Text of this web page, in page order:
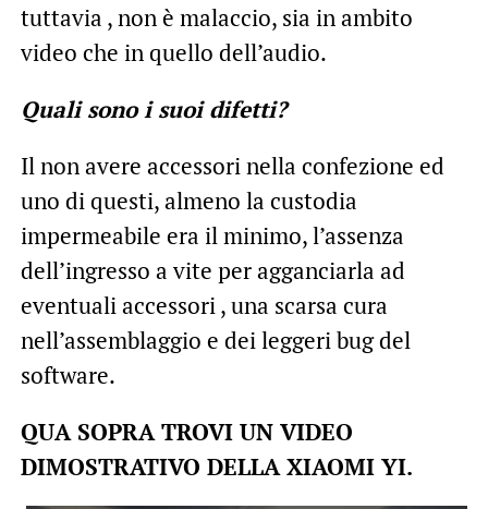
tuttavia , non è malaccio, sia in ambito
video che in quello dell’audio.
Quali sono i suoi difetti?
Il non avere accessori nella confezione ed
uno di questi, almeno la custodia
impermeabile era il minimo, l’assenza
dell’ingresso a vite per agganciarla ad
eventuali accessori , una scarsa cura
nell’assemblaggio e dei leggeri bug del
software.
QUA SOPRA TROVI UN VIDEO
DIMOSTRATIVO DELLA XIAOMI YI.